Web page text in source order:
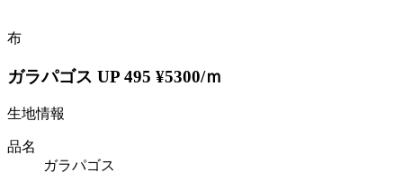
布
ガラパゴス UP 495 ¥5300/ｍ
生地情報
品名
ガラパゴス